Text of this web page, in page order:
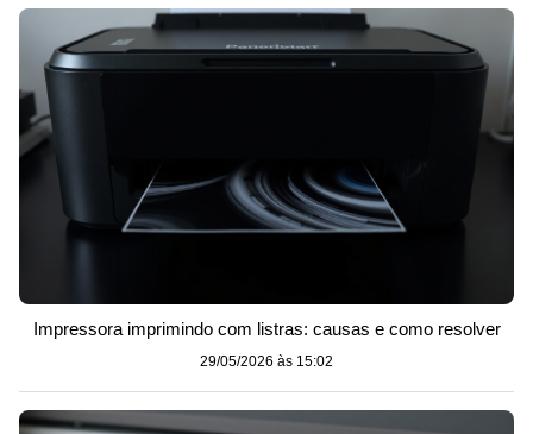
Impressora imprimindo com listras: causas e como resolver
29/05/2026 às 15:02